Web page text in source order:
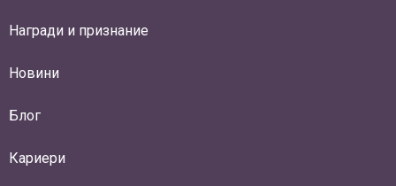
Награди и признание
Новини
Блог
Кариери